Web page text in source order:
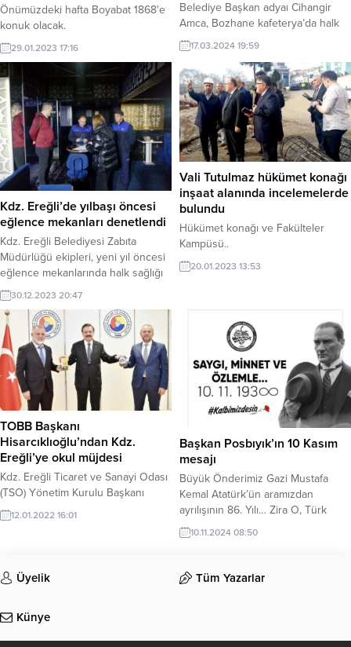
Önümüzdeki hafta Boyabat 1868'e
konuk olacak.
29.01.2023 17:16
Belediye Başkan adyaı Cihangir
Amca, Bozhane kafeterya’da halk
buluşması etkinliği gerçekleştirdi
17.03.2024 19:59
Kdz. Ereğli’de yılbaşı öncesi
eğlence mekanları denetlendi
Kdz. Ereğli Belediyesi Zabıta
Müdürlüğü ekipleri, yeni yıl öncesi
eğlence mekanlarında halk sağlığı
için denetimlerde bulundu.
30.12.2023 20:47
Vali Tutulmaz hükümet konağı
inşaat alanında incelemelerde
bulundu
Hükümet konağı ve Fakülteler
Kampüsü..
20.01.2023 13:53
TOBB Başkanı
Hisarcıklıoğlu’ndan Kdz.
Ereğli’ye okul müjdesi
Kdz. Ereğli Ticaret ve Sanayi Odası
(TSO) Yönetim Kurulu Başkanı
Arslan Keleş, Başkan Yardımcısı
Tasin Tanyıldız ve Genel Sekreter
(TOBB) Başkanı Rifat
Hisarcıklıoğlu’nu ziyaret etti.
12.01.2022 16:01
Başkan Posbıyık’ın 10 Kasım
mesajı
Büyük Önderimiz Gazi Mustafa
Kemal Atatürk’ün aramızdan
ayrılışının 86. Yılı… Zira O, Türk
milletinin bağımsızlık ve
çağdaşlaşma mücadelesindeki
kazandırdıkları ile daha nice yıllar
10.11.2024 08:50
Üyelik Tüm Yazarlar
Künye